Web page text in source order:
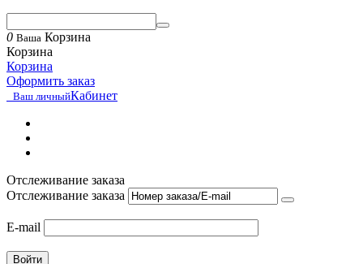
0 Ваша Корзина
Корзина
Корзина
Оформить заказ
Ваш личныйКабинет
Отслеживание заказа
Отслеживание заказа
E-mail
Войти